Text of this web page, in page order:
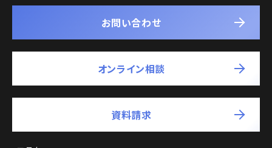
お問い合わせ
オンライン相談
資料請求